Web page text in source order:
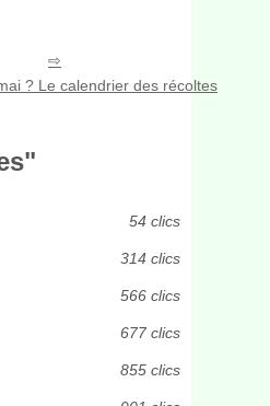
? Le calendrier des récoltes
54 clics
314 clics
566 clics
677 clics
855 clics